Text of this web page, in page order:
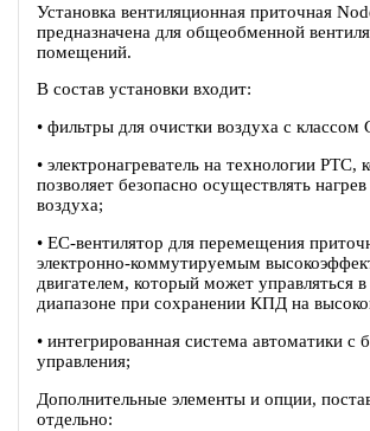
Установка вентиляционная приточная
предназначена для общеобменной
помещений.
В состав установки входит:
• фильтры для очистки воздуха с классом
• электронагреватель на технологии PTC,
позволяет безопасно осуществлять
воздуха;
• EC-вентилятор для перемещения
электронно-коммутируемым
двигателем, который может управляться
диапазоне при сохранении КПД на
• интегрированная система автоматики с
управления;
Дополнительные элементы и опции,
отдельно: